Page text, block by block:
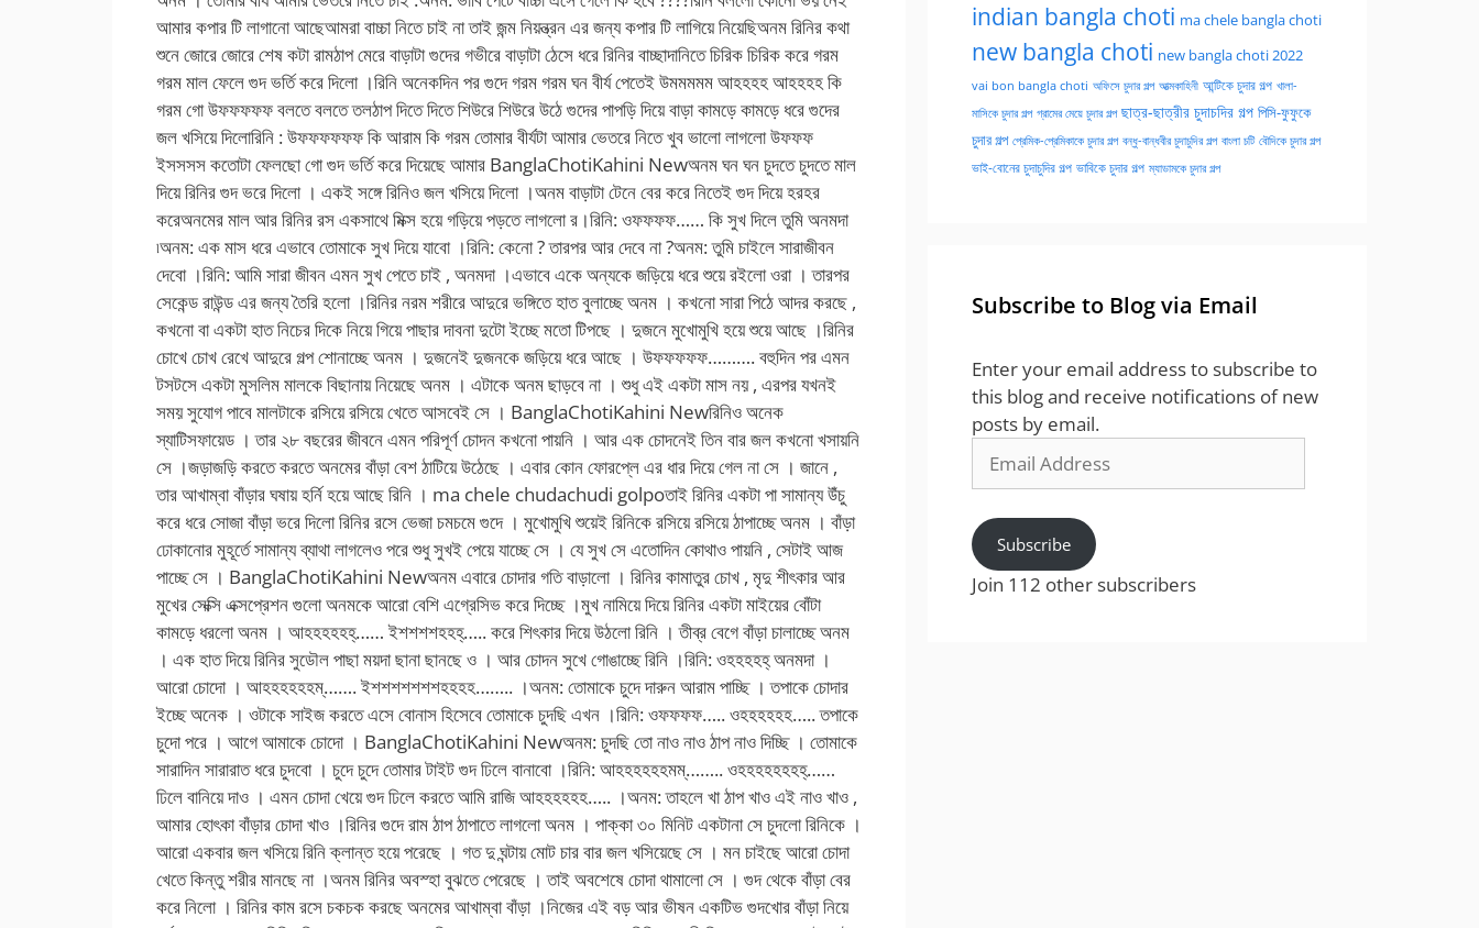
indian bangla choti ma chele bangla choti
new bangla choti new bangla choti 2022
vai bon bangla choti অফিসে চুদার গল্প আত্মকাহিনী আন্টিকে চুদার গল্প খালা-
মাসিকে চুদার গল্প গ্রামের মেয়ে চুদার গল্প ছাত্র-ছাত্রীর চুদাচদির গল্প পিসি-ফুফুকে
চুদার গল্প প্রেমিক-প্রেমিকাকে চুদার গল্প বন্ধু-বান্ধবীর চুদাচুদির গল্প বাংলা চটি বৌদিকে চুদার গল্প
ভাই-বোনের চুদাচুদির গল্প ভাবিকে চুদার গল্প ম্যাডামকে চুদার গল্প
Subscribe to Blog via Email
Enter your email address to subscribe to
this blog and receive notifications of new
posts by email.
Address
Subscribe
Join 112 other subscribers